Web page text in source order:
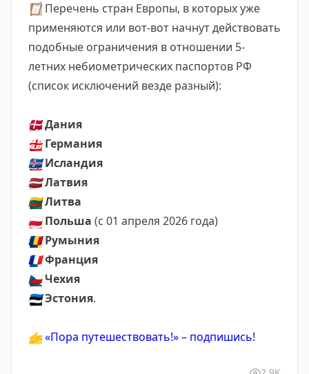
📋 Перечень стран Европы, в которых уже
применяются или вот-вот начнут действовать
подобные ограничения в отношении 5-
летних небиометрических паспортов РФ
(список исключений везде разный):
🇩🇰Дания
🇬🇪Германия
🇮🇸Исландия
🇱🇻Латвия
🇱🇹Литва
🇵🇱Польша (с 01 апреля 2026 года)
🇷🇴Румыния
🇫🇷Франция
🇨🇿Чехия
🇪🇪Эстония.
👉«Пора путешествовать!» – подпишись!